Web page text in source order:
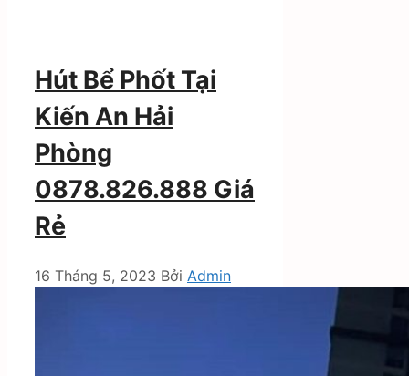
Hút Bể Phốt Tại
Kiến An Hải
Phòng
0878.826.888 Giá
Rẻ
16 Tháng 5, 2023 Bởi Admin